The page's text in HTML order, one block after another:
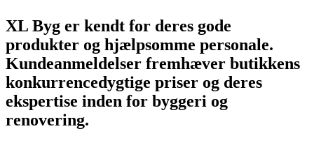
XL Byg er kendt for deres gode
produkter og hjælpsomme personale.
Kundeanmeldelser fremhæver butikkens
konkurrencedygtige priser og deres
ekspertise inden for byggeri og
renovering.